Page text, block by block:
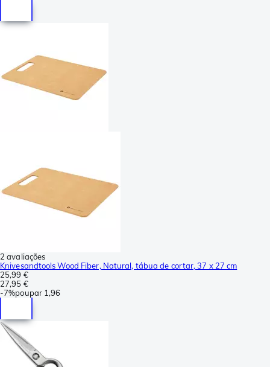
2 avaliações
Knivesandtools Wood Fiber, Natural, tábua de cortar, 37 x 27 cm
25,99 €
27,95 €
-7%poupar 1,96